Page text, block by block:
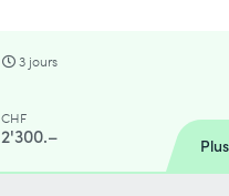
3 jours
CHF
2'300.–